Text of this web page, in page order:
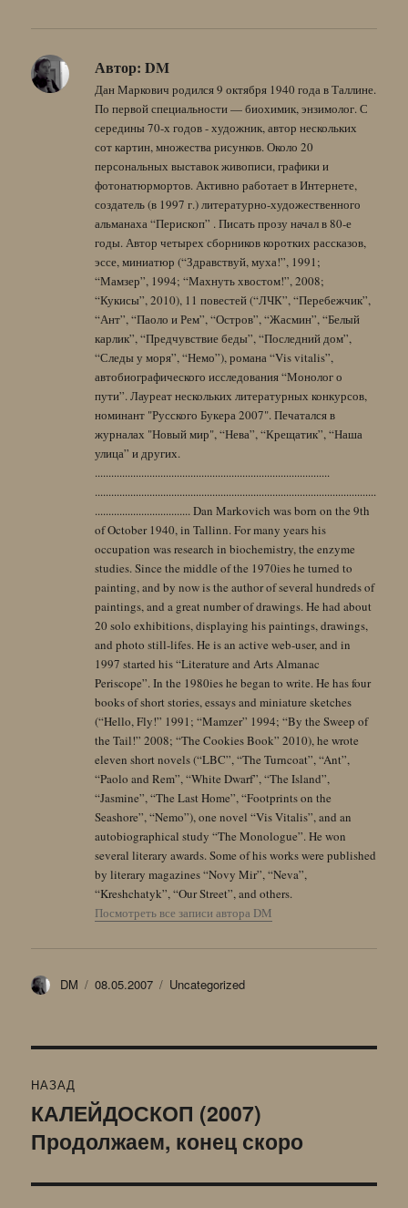
Автор: DM
Дан Маркович родился 9 октября 1940 года в Таллине.
По первой специальности — биохимик, энзимолог. С
середины 70-х годов - художник, автор нескольких
сот картин, множества рисунков. Около 20
персональных выставок живописи, графики и
фотонатюрмортов. Активно работает в Интернете,
создатель (в 1997 г.) литературно-художественного
альманаха “Перископ” . Писать прозу начал в 80-е
годы. Автор четырех сборников коротких рассказов,
эссе, миниатюр (“Здравствуй, муха!”, 1991;
“Мамзер”, 1994; “Махнуть хвостом!”, 2008;
“Кукисы”, 2010), 11 повестей (“ЛЧК”, “Перебежчик”,
“Ант”, “Паоло и Рем”, “Остров”, “Жасмин”, “Белый
карлик”, “Предчувствие беды”, “Последний дом”,
“Следы у моря”, “Немо”), романа “Vis vitalis”,
автобиографического исследования “Монолог о
пути”. Лауреат нескольких литературных конкурсов,
номинант "Русского Букера 2007". Печатался в
журналах "Новый мир", “Нева”, “Крещатик”, “Наша
улица” и других.
......................................................................................
.......................................................................................................
................................... Dan Markovich was born on the 9th
of October 1940, in Tallinn. For many years his
occupation was research in biochemistry, the enzyme
studies. Since the middle of the 1970ies he turned to
painting, and by now is the author of several hundreds of
paintings, and a great number of drawings. He had about
20 solo exhibitions, displaying his paintings, drawings,
and photo still-lifes. He is an active web-user, and in
1997 started his “Literature and Arts Almanac
Periscope”. In the 1980ies he began to write. He has four
books of short stories, essays and miniature sketches
(“Hello, Fly!” 1991; “Mamzer” 1994; “By the Sweep of
the Tail!” 2008; “The Cookies Book” 2010), he wrote
eleven short novels (“LBC”, “The Turncoat”, “Ant”,
“Paolo and Rem”, “White Dwarf”, “The Island”,
“Jasmine”, “The Last Home”, “Footprints on the
Seashore”, “Nemo”), one novel “Vis Vitalis”, and an
autobiographical study “The Monologue”. He won
several literary awards. Some of his works were published
by literary magazines “Novy Mir”, “Neva”,
“Kreshchatyk”, “Our Street”, and others.
Посмотреть все записи автора DM
Автор
DM Опубликовано
08.05.2007 Рубрики
Uncategorized
по
записям
НАЗАД
Предыдущая
запись:
КАЛЕЙДОСКОП (2007)
Продолжаем, конец скоро